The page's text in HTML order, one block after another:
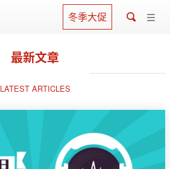
冬季大促
最新文章
LATEST ARTICLES